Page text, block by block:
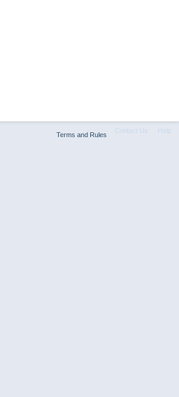
Contact Us Help
Terms and Rules